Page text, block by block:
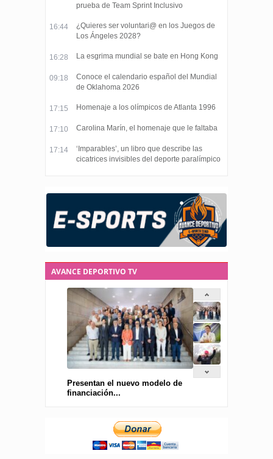
prueba de Team Sprint Inclusivo
16:44
¿Quieres ser voluntari@ en los Juegos de
Los Ángeles 2028?
16:28 La esgrima mundial se bate en Hong Kong
09:18
Conoce el calendario español del Mundial
de Oklahoma 2026
17:15 Homenaje a los olímpicos de Atlanta 1996
17:10 Carolina Marín, el homenaje que le faltaba
17:14
‘Imparables’, un libro que describe las
cicatrices invisibles del deporte paralímpico
AVANCE DEPORTIVO TV
Presentan el nuevo modelo de
financiación...